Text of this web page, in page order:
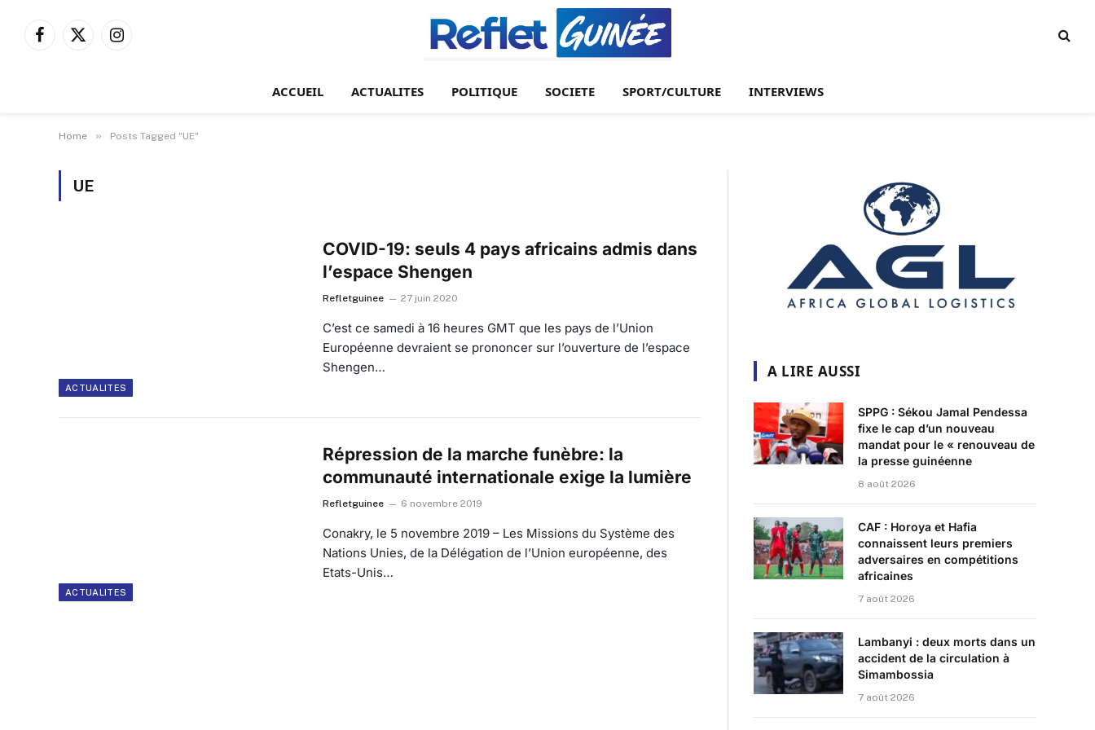
Facebook
X
Instagram
ACCUEIL ACTUALITES POLITIQUE SOCIETE SPORT/CULTURE INTERVIEWS
Home » Posts Tagged "UE"
UE
ACTUALITES
COVID-19: seuls 4 pays africains admis dans
l’espace Shengen
Refletguinee 27 juin 2020
C’est ce samedi à 16 heures GMT que les pays de l’Union
Européenne devraient se prononcer sur l’ouverture de l’espace
Shengen…
ACTUALITES
Répression de la marche funèbre: la
communauté internationale exige la lumière
Refletguinee 6 novembre 2019
Conakry, le 5 novembre 2019 – Les Missions du Système des
Nations Unies, de la Délégation de l’Union européenne, des
Etats-Unis…
A LIRE AUSSI
SPPG : Sékou Jamal Pendessa
fixe le cap d’un nouveau
mandat pour le « renouveau de
la presse guinéenne
8 août 2026
CAF : Horoya et Hafia
connaissent leurs premiers
adversaires en compétitions
africaines
7 août 2026
Lambanyi : deux morts dans un
accident de la circulation à
Simambossia
7 août 2026